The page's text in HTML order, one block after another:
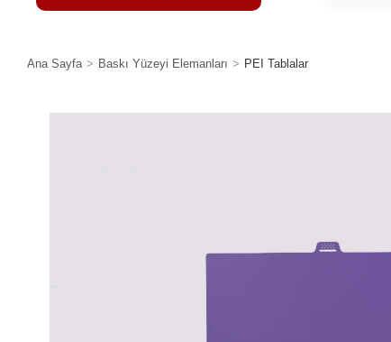
Ana Sayfa Baskı Yüzeyi Elemanları PEI Tablalar